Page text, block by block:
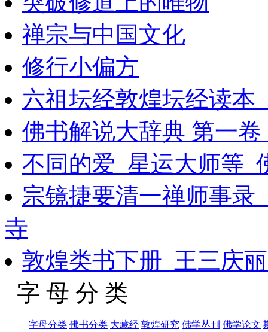
禅宗与中国文化
修行小偏方
六祖坛经敦煌坛经读本
佛书解说大辞典 第一卷
不同的爱_星运大师等_
宗镜捷要清一禅师事录
寺
敦煌类书下册_王三庆
字 母 分 类
字母分类 佛书分类 大藏经 敦煌研究 佛学丛刊 佛学论文